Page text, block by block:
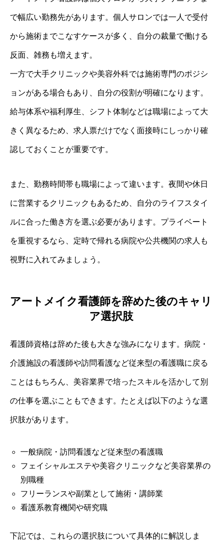
で幅広い勤務先があります。個人サロンでは一人で受付
から施術までこなすケースが多く、自分の裁量で働ける
反面、雑務も増えます。
一方で大手クリニックや美容外科では施術専門のポジシ
ョンがある場合もあり、自分の役割が明確になります。
給与体系や福利厚生、シフト体制などは職場によって大
きく異なるため、求人票だけでなく面接時にしっかり確
認しておくことが重要です。
また、勤務時間帯も職場によって違います。夜間や休日
に営業するクリニックもあるため、自分のライフスタイ
ルに合った働き方を選ぶ必要があります。プライベート
を重視するなら、定時で帰れる病院や公共機関の求人も
視野に入れてみましょう。
アートメイク看護師を辞めた後のキャリ
ア選択肢
看護師資格は辞めた後も大きな強みになります。病院・
介護施設の看護師や訪問看護など従来型の看護職に戻る
ことはもちろん、美容業界で培ったスキルを活かして別
の仕事を選ぶこともできます。たとえば以下のような選
択肢があります。
一般病院・訪問看護など従来型の看護職
フェイシャルエステや美容クリニックなど美容業界の
別職種
フリーランスや副業として施術・講師業
看護系教育機関や研究職
下記では、これらの選択肢について具体的に解説しま